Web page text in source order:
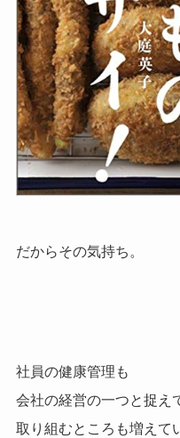
だからその気持ち。
社員の健康管理も
会社の経営の一つと捉え
取り組むところも増えて